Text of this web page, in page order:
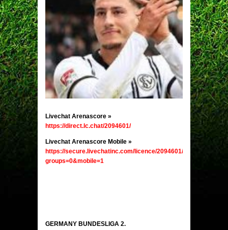
Livechat Arenascore »
https://direct.lc.chat/2094601/
Livechat Arenascore Mobile »
https://secure.livechatinc.com/licence/2094601/v2/
groups=0&mobile=1
GERMANY BUNDESLIGA 2.